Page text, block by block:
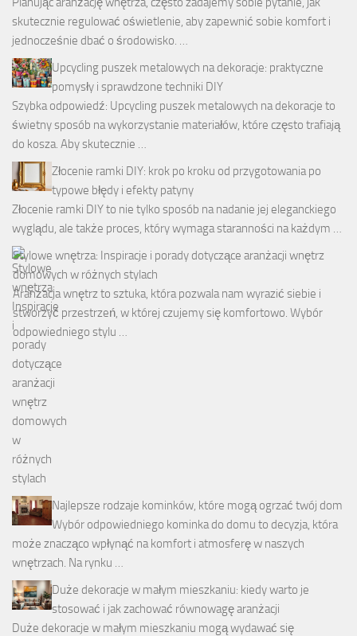
skutecznie regulować oświetlenie, aby zapewnić sobie komfort i
jednocześnie dbać o środowisko. …
Upcycling puszek metalowych na dekoracje: praktyczne
pomysły i sprawdzone techniki DIY
Szybka odpowiedź: Upcycling puszek metalowych na dekoracje to
świetny sposób na wykorzystanie materiałów, które często trafiają
do kosza. Aby skutecznie …
Złocenie ramki DIY: krok po kroku od przygotowania po
typowe błędy i efekty patyny
Złocenie ramki DIY to nie tylko sposób na nadanie jej eleganckiego
wyglądu, ale także proces, który wymaga staranności na każdym …
Stylowe wnętrza: Inspiracje i porady dotyczące aranżacji wnętrz
domowych w różnych stylach
Aranżacja wnętrz to sztuka, która pozwala nam wyrazić siebie i
stworzyć przestrzeń, w której czujemy się komfortowo. Wybór
odpowiedniego stylu …
Najlepsze rodzaje kominków, które mogą ogrzać twój dom
Wybór odpowiedniego kominka do domu to decyzja, która
może znacząco wpłynąć na komfort i atmosferę w naszych
wnętrzach. Na rynku …
Duże dekoracje w małym mieszkaniu: kiedy warto je
stosować i jak zachować równowagę aranżacji
Duże dekoracje w małym mieszkaniu mogą wydawać się